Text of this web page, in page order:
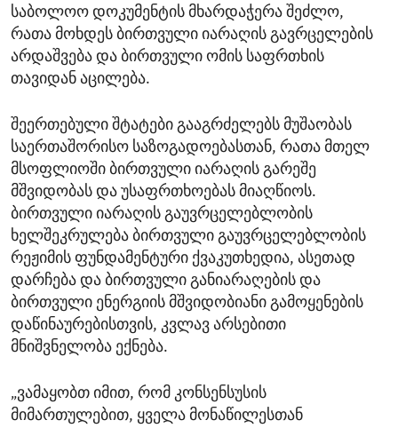
საბოლოო დოკუმენტის მხარდაჭერა შეძლო,
რათა მოხდეს ბირთვული იარაღის გავრცელების
არდაშვება და ბირთვული ომის საფრთხის
თავიდან აცილება.
შეერთებული შტატები გააგრძელებს მუშაობას
საერთაშორისო საზოგადოებასთან, რათა მთელ
მსოფლიოში ბირთვული იარაღის გარეშე
მშვიდობას და უსაფრთხოებას მიაღწიოს.
ბირთვული იარაღის გაუვრცელებლობის
ხელშეკრულება ბირთვული გაუვრცელებლობის
რეჟიმის ფუნდამენტური ქვაკუთხედია, ასეთად
დარჩება და ბირთვული განიარაღების და
ბირთვული ენერგიის მშვიდობიანი გამოყენების
დაწინაურებისთვის, კვლავ არსებითი
მნიშვნელობა ექნება.
„ვამაყობთ იმით, რომ კონსენსუსის
მიმართულებით, ყველა მონაწილესთან